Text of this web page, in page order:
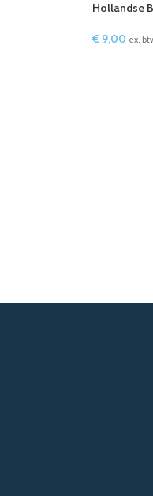
Hollandse
€9,00 ex.